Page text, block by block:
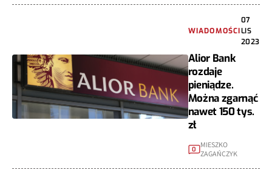
WIADOMOŚCI
07
LIS
2023
Alior Bank
rozdaje
pieniądze.
Można zgarnąć
nawet 150 tys.
zł
0 MIESZKO
ZAGAŃCZYK